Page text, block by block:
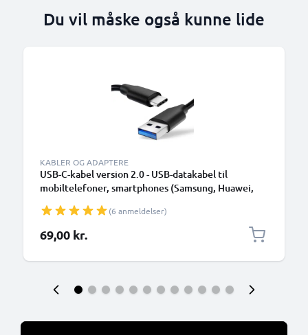
Du vil måske også kunne lide
KABLER OG ADAPTERE
USB-C-kabel version 2.0 - USB-datakabel til
mobiltelefoner, smartphones (Samsung, Huawei,
Sony, GoPro) og mange flere - 1,0m 3A-
opladerkabel med USB Type C-stik
(6 anmeldelser)
69,00 kr.